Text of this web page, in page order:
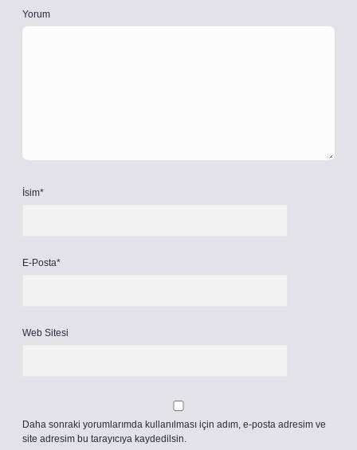
Yorum
İsim*
E-Posta*
Web Sitesi
Daha sonraki yorumlarımda kullanılması için adım, e-posta adresim ve
site adresim bu tarayıcıya kaydedilsin.